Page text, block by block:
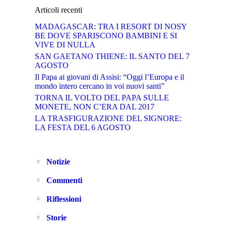
Articoli recenti
MADAGASCAR: TRA I RESORT DI NOSY
BE DOVE SPARISCONO BAMBINI E SI
VIVE DI NULLA
SAN GAETANO THIENE: IL SANTO DEL 7
AGOSTO
Il Papa ai giovani di Assisi: “Oggi l’Europa e il
mondo intero cercano in voi nuovi santi”
TORNA IL VOLTO DEL PAPA SULLE
MONETE, NON C’ERA DAL 2017
LA TRASFIGURAZIONE DEL SIGNORE:
LA FESTA DEL 6 AGOSTO
Notizie
Commenti
Riflessioni
Storie